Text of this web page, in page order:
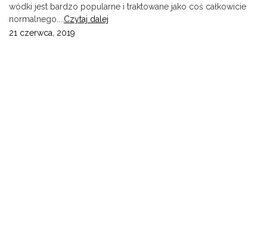
wódki jest bardzo popularne i traktowane jako coś całkowicie
normalnego....Czytaj dalej
21 czerwca, 2019